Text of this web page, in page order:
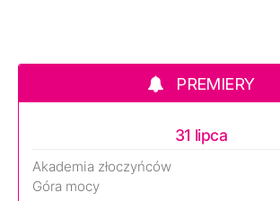
PREMIERY
31 lipca
Akademia złoczyńców
Góra mocy